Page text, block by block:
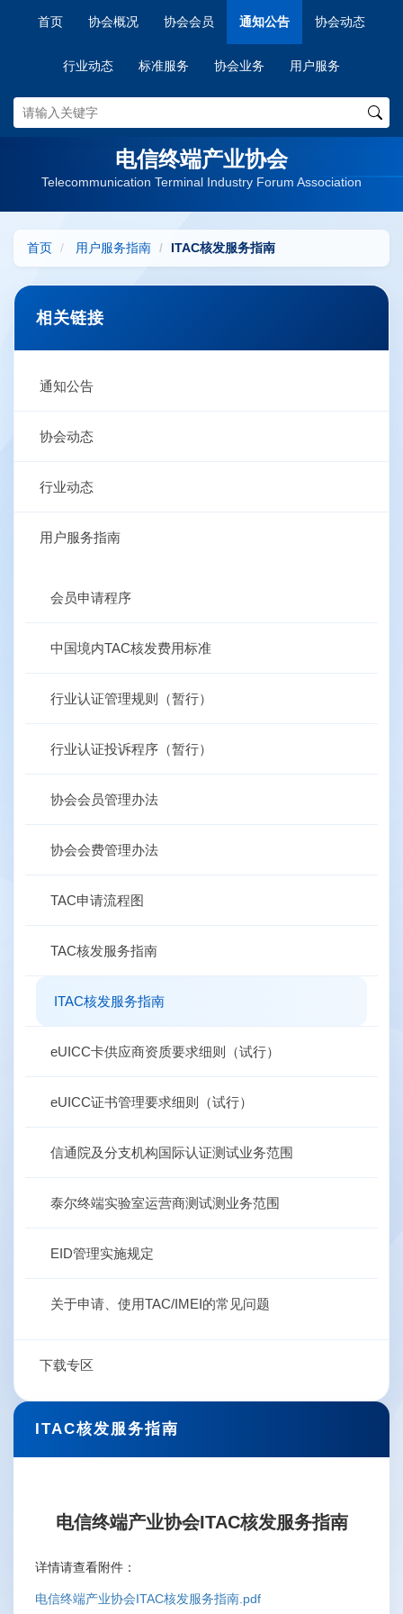
首页 协会概况 协会会员 通知公告 协会动态
行业动态 标准服务 协会业务 用户服务
电信终端产业协会
Telecommunication Terminal Industry Forum Association
首页 用户服务指南 ITAC核发服务指南
相关链接
通知公告
协会动态
行业动态
用户服务指南
会员申请程序
中国境内TAC核发费用标准
行业认证管理规则（暂行）
行业认证投诉程序（暂行）
协会会员管理办法
协会会费管理办法
TAC申请流程图
TAC核发服务指南
ITAC核发服务指南
eUICC卡供应商资质要求细则（试行）
eUICC证书管理要求细则（试行）
信通院及分支机构国际认证测试业务范围
泰尔终端实验室运营商测试测业务范围
EID管理实施规定
关于申请、使用TAC/IMEI的常见问题
下载专区
ITAC核发服务指南
电信终端产业协会ITAC核发服务指南
详情请查看附件：
电信终端产业协会ITAC核发服务指南.pdf